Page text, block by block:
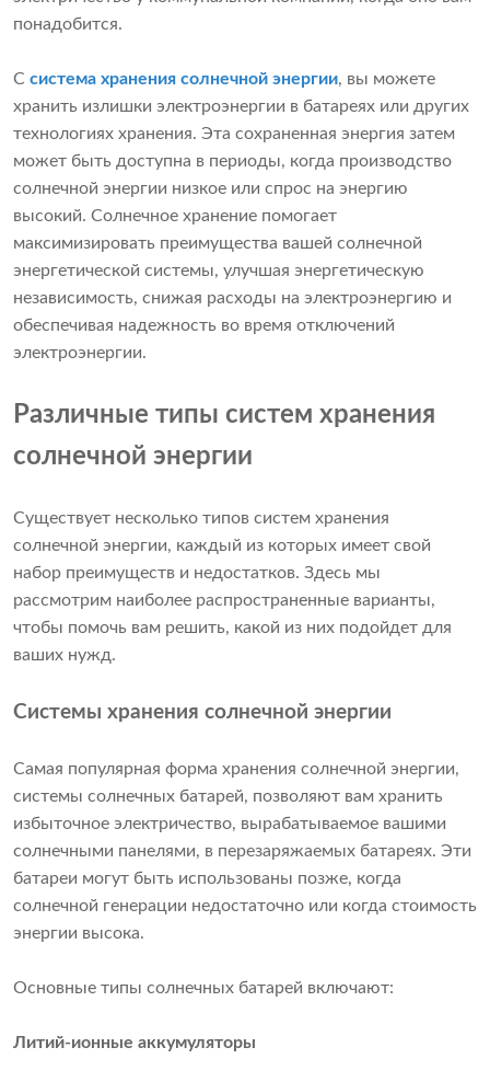
понадобится.
С система хранения солнечной энергии, вы можете
хранить излишки электроэнергии в батареях или других
технологиях хранения. Эта сохраненная энергия затем
может быть доступна в периоды, когда производство
солнечной энергии низкое или спрос на энергию
высокий. Солнечное хранение помогает
максимизировать преимущества вашей солнечной
энергетической системы, улучшая энергетическую
независимость, снижая расходы на электроэнергию и
обеспечивая надежность во время отключений
электроэнергии.
Различные типы систем хранения
солнечной энергии
Существует несколько типов систем хранения
солнечной энергии, каждый из которых имеет свой
набор преимуществ и недостатков. Здесь мы
рассмотрим наиболее распространенные варианты,
чтобы помочь вам решить, какой из них подойдет для
ваших нужд.
Системы хранения солнечной энергии
Самая популярная форма хранения солнечной энергии,
системы солнечных батарей, позволяют вам хранить
избыточное электричество, вырабатываемое вашими
солнечными панелями, в перезаряжаемых батареях. Эти
батареи могут быть использованы позже, когда
солнечной генерации недостаточно или когда стоимость
энергии высока.
Основные типы солнечных батарей включают:
Литий-ионные аккумуляторы